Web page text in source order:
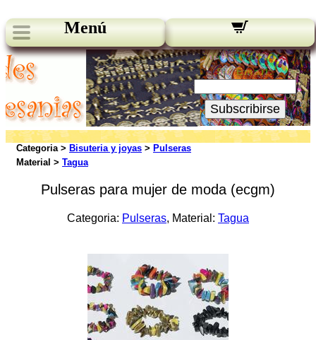
Menú
Novedades:
Su Email:
Subscribirse
Categoria > Bisuteria y joyas > Pulseras
Material > Tagua
Pulseras para mujer de moda (ecgm)
Categoria: Pulseras, Material: Tagua